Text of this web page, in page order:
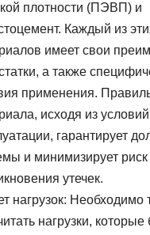
плотности (ПЭВП) и
Каждый из
имеет свои
а также
применения.
исходя из условий
гарантирует
и минимизирует риск
утечек.
нагрузок: Необходимо
нагрузки, которые